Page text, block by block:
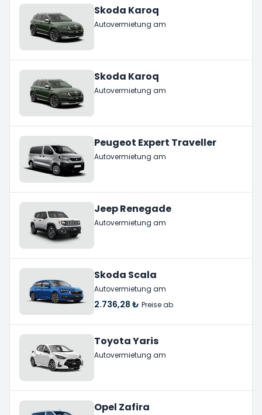
Skoda Karoq
Autovermietung am
Skoda Karoq
Autovermietung am
Peugeot Expert Traveller
Autovermietung am
Jeep Renegade
Autovermietung am
Skoda Scala
Autovermietung am
2.736,28 ₺ Preise ab
Toyota Yaris
Autovermietung am
Opel Zafira